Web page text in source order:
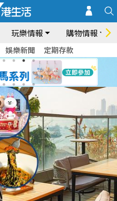
玩樂情報 購物情報
娛樂新聞 定期存款